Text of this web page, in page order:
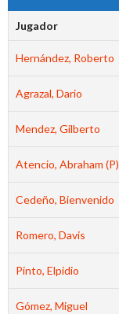
Jugador
Hernández, Roberto
Agrazal, Dario
Mendez, Gilberto
Atencio, Abraham (P)
Cedeño, Bienvenido
Romero, Davis
Pinto, Elpidio
Gómez, Miguel